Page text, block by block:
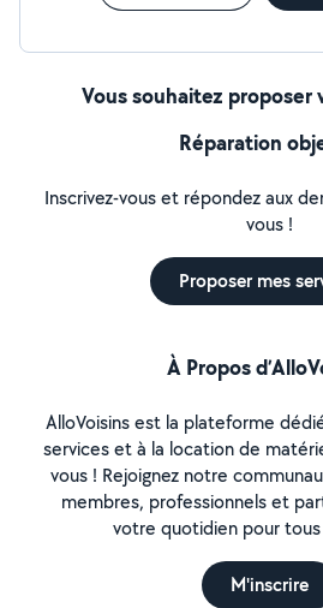
Vous souhaitez proposer
Réparation
Inscrivez-vous et répondez aux
vous !
Proposer mes
À Propos
AlloVoisins est la plateforme
services et à la location de
vous ! Rejoignez notre
membres, professionnels et
votre quotidien pour
M'inscrire